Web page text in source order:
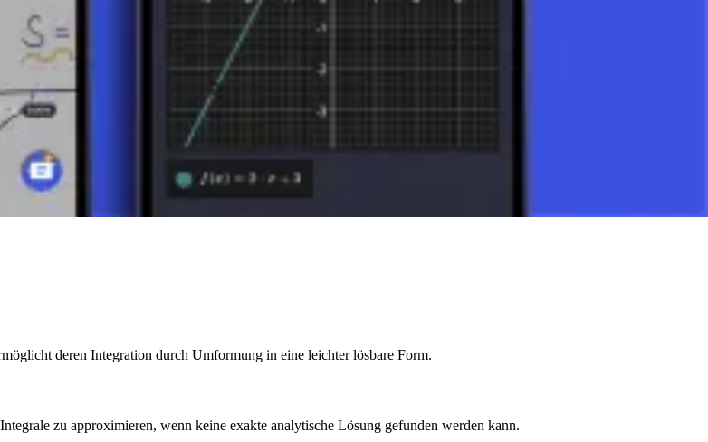
einer Funktion f(x) gibt uns die Menge aller Stammfunktionen F(x) dieser Funktion an, d.h. Funktionen, deren
und dx die Integrationsvariable darstellt. Das Ergebnis ist F(x) + C, wobei C die Integrationskonstante ist.
Volumen oder anderen Größen verwendet. Es wird mit einer oberen und unteren Grenze geschrieben, zum Beispiel ∫[a,
über das wir die Funktion f(x) integrieren.
deren Integration durch Umformung in eine leichter lösbare Form.
zu approximieren, wenn keine exakte analytische Lösung gefunden werden kann.